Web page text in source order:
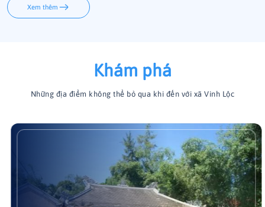
Xem thêm
Khám phá
Những địa điểm không thể bỏ qua khi đến với xã Vinh Lộc
Đình làng Diêm Trường tọa lạc tại xã Vinh Lộc, thành phố Huế.
Nơi đây nổi tiếng với cụm di tích "Đình Đôi" – bao gồm đình
Diêm Trường và đình Phụng Chánh nằm cạnh nhau. Cụm di
tích này còn lưu giữ nhiều giá trị văn hóa, lịch sử và được xếp